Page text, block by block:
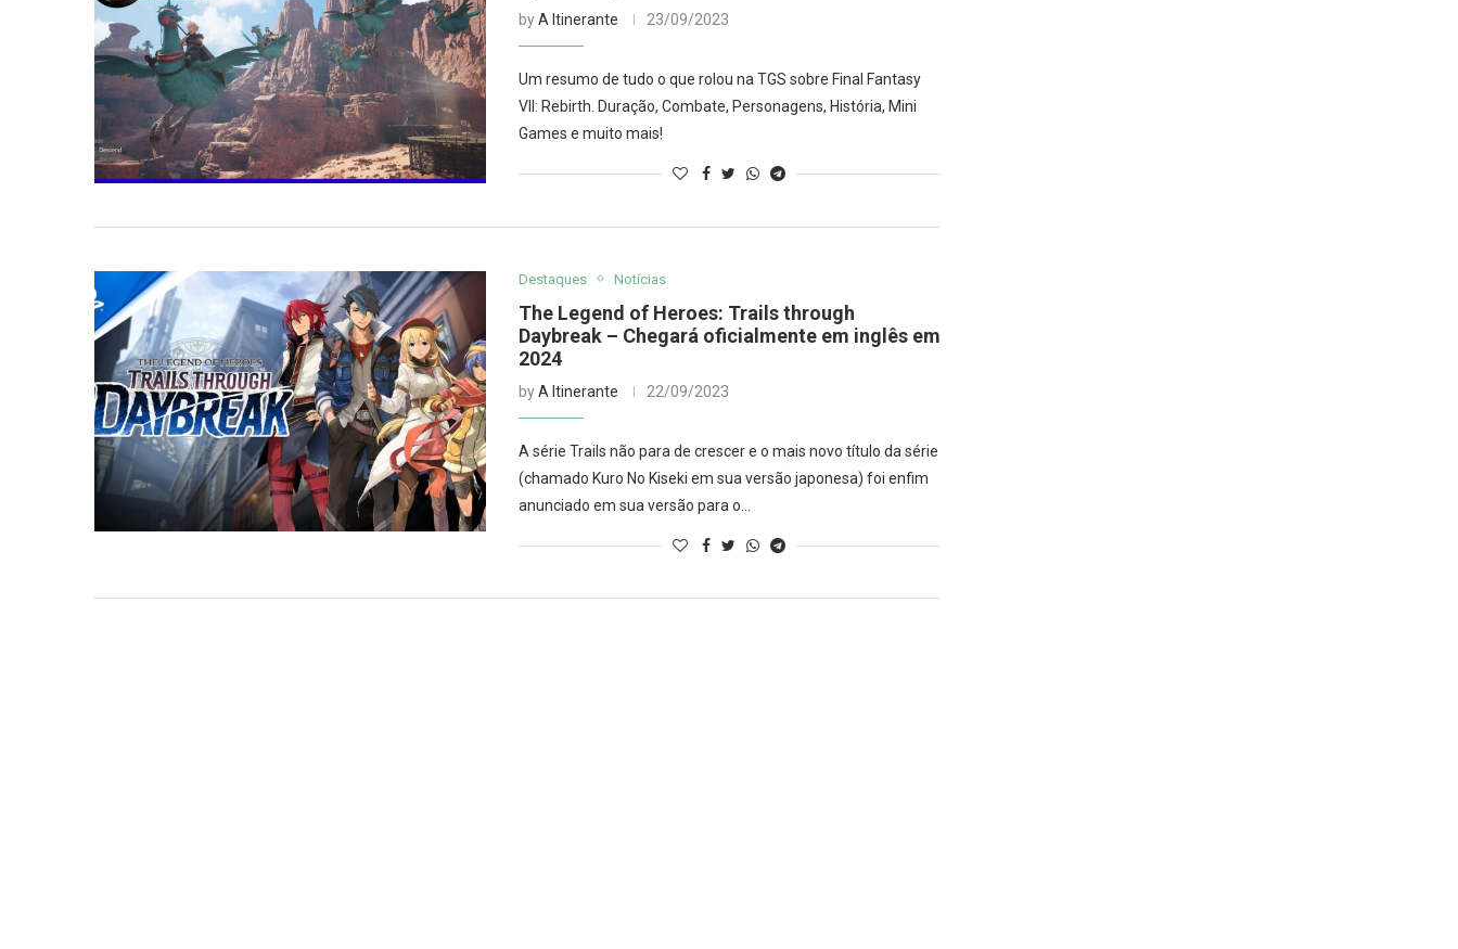
byA Itinerante 23/09/2023
Um resumo de tudo o que rolou na TGS sobre Final Fantasy
VII: Rebirth. Duração, Combate, Personagens, História, Mini
Games e muito mais!
Destaques Notícias
The Legend of Heroes: Trails through
Daybreak – Chegará oficialmente em inglês em
2024
byA Itinerante 22/09/2023
A série Trails não para de crescer e o mais novo título da série
(chamado Kuro No Kiseki em sua versão japonesa) foi enfim
anunciado em sua versão para o…